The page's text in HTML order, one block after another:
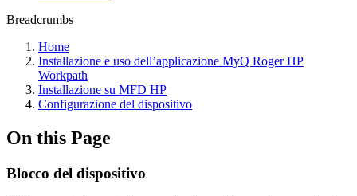
Breadcrumbs
Home
Installazione e uso dell’applicazione MyQ Roger HP
Workpath
Installazione su MFD HP
Configurazione del dispositivo
On this Page
Blocco del dispositivo